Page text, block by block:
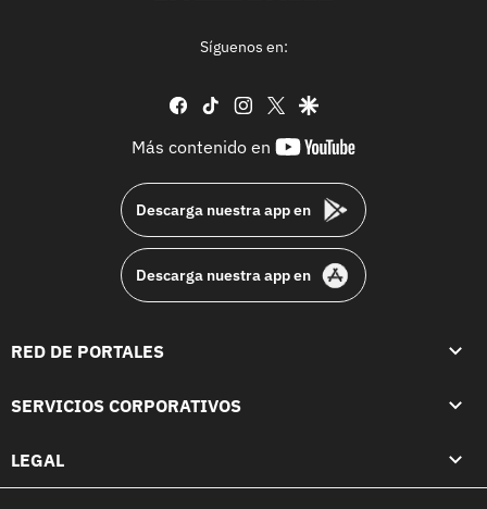
Síguenos en:
facebook
tiktok instagram
twittergoogle
Más contenido en
youtube-
Descarga nuestra app en
Descarga nuestra app en
RED DE PORTALES
SERVICIOS CORPORATIVOS
LEGAL